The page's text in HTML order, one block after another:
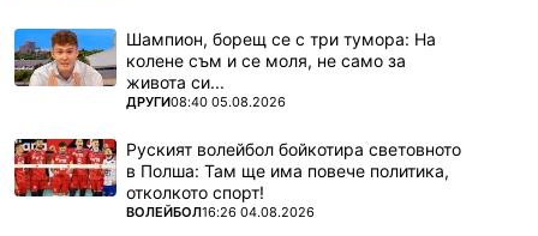
Шампион, борещ се с три тумора: На
колене съм и се моля, не само за
живота си...
ПОВЕЧЕ ОТ
ДРУГИ08:40 05.08.2026
Руският волейбол бойкотира световното
в Полша: Там ще има повече политика,
отколкото спорт!
ПОВЕЧЕ ОТ
ВОЛЕЙБОЛ16:26 04.08.2026